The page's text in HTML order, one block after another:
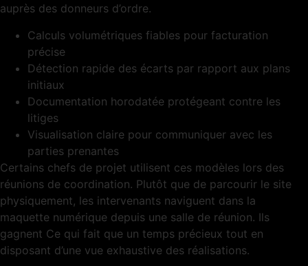
auprès des donneurs d’ordre.
Calculs volumétriques fiables pour facturation
précise
Détection rapide des écarts par rapport aux plans
initiaux
Documentation horodatée protégeant contre les
litiges
Visualisation claire pour communiquer avec les
parties prenantes
Certains chefs de projet utilisent ces modèles lors des
réunions de coordination. Plutôt que de parcourir le site
physiquement, les intervenants naviguent dans la
maquette numérique depuis une salle de réunion. Ils
gagnent Ce qui fait que un temps précieux tout en
disposant d’une vue exhaustive des réalisations.